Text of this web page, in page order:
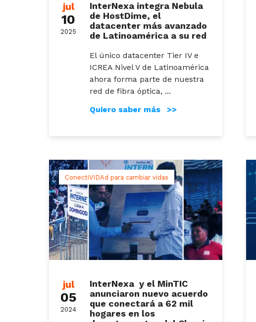
jul
10
2025
InterNexa integra Nebula
de HostDime, el
datacenter más avanzado
de Latinoamérica a su red
El único datacenter Tier IV e
ICREA Nivel V de Latinoamérica
ahora forma parte de nuestra
red de fibra óptica, ...
Quiero saber más >>
jul
05
2024
ConectiVIDAd para cambiar vidas
InterNexa y el MinTIC
anunciaron nuevo acuerdo
que conectará a 62 mil
hogares en los